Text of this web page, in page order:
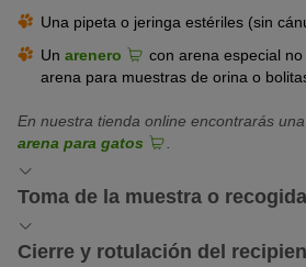
Una pipeta o jeringa estériles (sin
Un arenero
con arena especial no
arena para muestras de orina o
En nuestra tienda online encontrarás una
arena para gatos
Toma de la muestra o
Puede pasar un tiempo hasta que el gato
Cierre y rotulación del